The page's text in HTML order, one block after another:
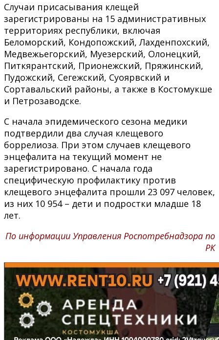
Случаи присасывания клещей
зарегистрированы на 15 административных
территориях республики, включая
Беломорский, Кондопожский, Лахденпохский,
Медвежьегорский, Муезерский, Олонецкий,
Питкярантский, Прионежский, Пряжинский,
Пудожский, Сегежский, Суоярвский и
Сортавальский районы, а также в Костомукше
и Петрозаводске.
С начала эпидемического сезона медики
подтвердили два случая клещевого
боррелиоза. При этом случаев клещевого
энцефалита на текущий момент не
зарегистрировано. С начала года
специфическую профилактику против
клещевого энцефалита прошли 23 097 человек,
из них 10 954 – дети и подростки младше 18
лет.
По информации Управления Роспотребнадзора по
РК